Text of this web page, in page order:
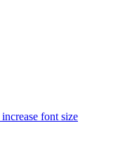
increase font size